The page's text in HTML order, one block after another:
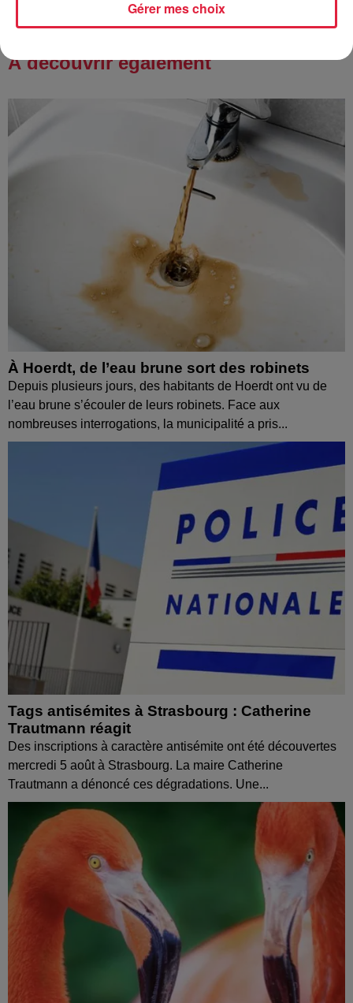
À découvrir également
À Hoerdt, de l’eau brune sort des robinets
Depuis plusieurs jours, des habitants de Hoerdt ont vu de
l’eau brune s’écouler de leurs robinets. Face aux
nombreuses interrogations, la municipalité a pris...
Tags antisémites à Strasbourg : Catherine
Trautmann réagit
Des inscriptions à caractère antisémite ont été découvertes
mercredi 5 août à Strasbourg. La maire Catherine
Trautmann a dénoncé ces dégradations. Une...
Gérer mes choix